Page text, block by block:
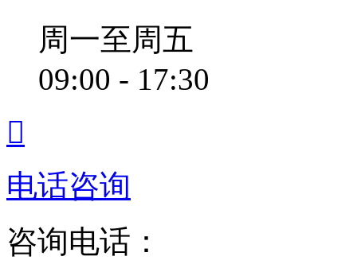
周一至周五
09:00 - 17:30

电话咨询
咨询电话：